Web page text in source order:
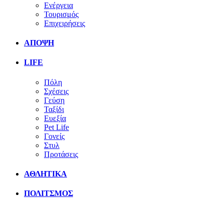
Ενέργεια
Τουρισμός
Επιχειρήσεις
ΑΠΟΨΗ
LIFE
Πόλη
Σχέσεις
Γεύση
Ταξίδι
Ευεξία
Pet Life
Γονείς
Στυλ
Προτάσεις
ΑΘΛΗΤΙΚΑ
ΠΟΛΙΤΣΜΟΣ